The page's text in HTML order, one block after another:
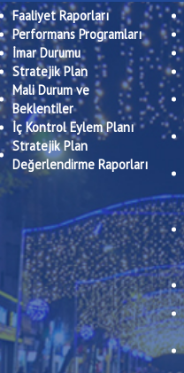
Faaliyet Raporları
Performans Programları
İmar Durumu
Stratejik Plan
Mali Durum ve
Beklentiler
İç Kontrol Eylem Planı
Stratejik Plan
Değerlendirme Raporları